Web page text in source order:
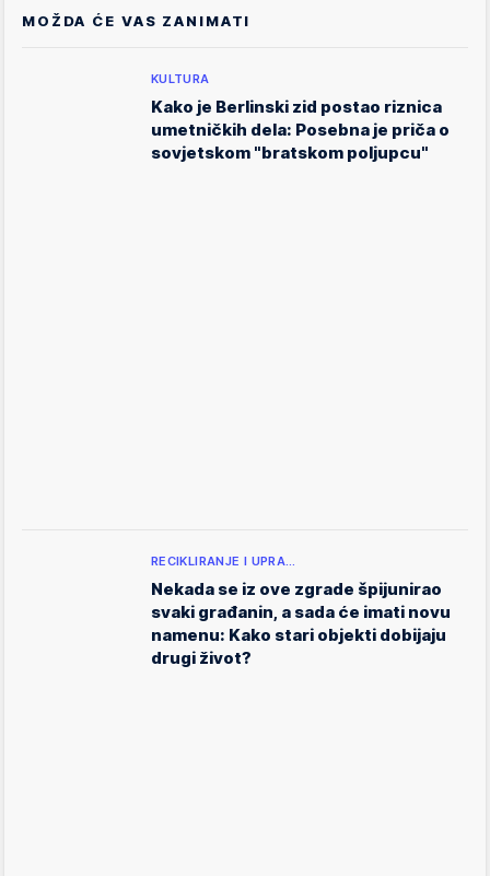
MOŽDA ĆE VAS ZANIMATI
KULTURA
Kako je Berlinski zid postao riznica
umetničkih dela: Posebna je priča o
sovjetskom "bratskom poljupcu"
RECIKLIRANJE I UPRA…
Nekada se iz ove zgrade špijunirao
svaki građanin, a sada će imati novu
namenu: Kako stari objekti dobijaju
drugi život?